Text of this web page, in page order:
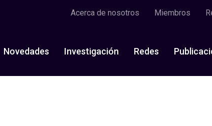
Acerca de nosotros Miembros
Novedades Investigación Redes